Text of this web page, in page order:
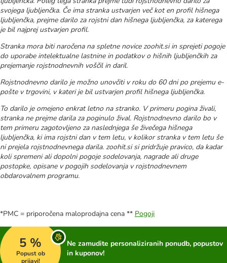
svojega ljubljenčka. Če ima stranka ustvarjen več kot en profil hišnega
ljubljenčka, prejme darilo za rojstni dan hišnega ljubljenčka, za katerega
je bil najprej ustvarjen profil. ​
Stranka mora biti naročena na spletne novice zoohit.si in sprejeti pogoje
do uporabe intelektualne lastnine in podatkov o hišnih ljubljenčkih za
prejemanje rojstnodnevnih voščil in daril.​
Rojstnodnevno darilo je možno unovčiti v roku do 60 dni po prejemu e-
pošte v trgovini, v kateri je bil ustvarjen profil hišnega ljubljenčka.​
To darilo je omejeno enkrat letno na stranko. V primeru pogina živali,
stranka ne prejme darila za poginulo žival. Rojstnodnevno darilo bo v
tem primeru zagotovljeno za naslednjega še živečega hišnega
ljubljenčka, ki ima rojstni dan v tem letu, v kolikor stranka v tem letu še
ni prejela rojstnodnevnega darila. zoohit.si si pridržuje pravico, da kadar
koli spremeni ali dopolni pogoje sodelovanja, nagrade ali druge
postopke, opisane v pogojih sodelovanja v rojstnodnevnem
obdarovalnem programu.​
*PMC = priporočena maloprodajna cena ** Pogoji
5 %
Popust ob
prijavi!
Ne zamudite personaliziranih ponudb, popustov
in kuponov!